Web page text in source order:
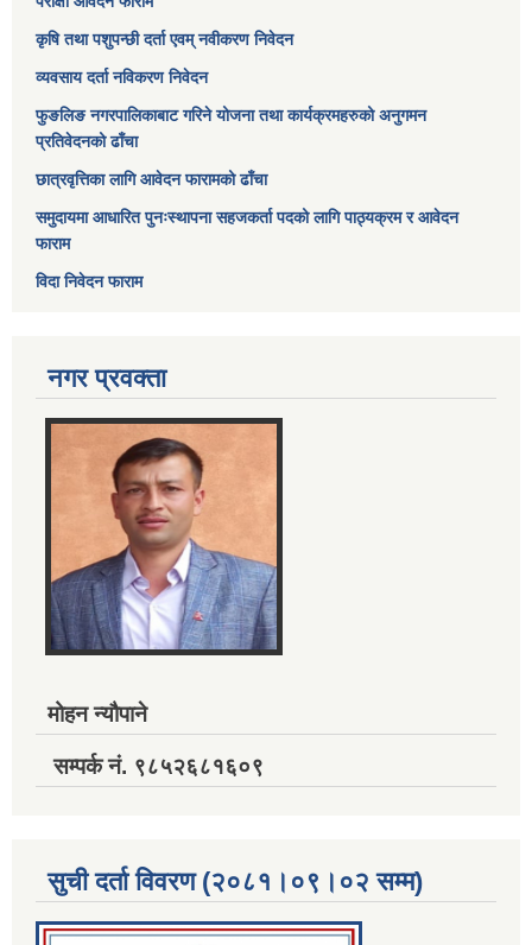
कृषि तथा पशुपन्छी दर्ता एवम् नवीकरण निवेदन
व्यवसाय दर्ता नविकरण निवेदन
फुङलिङ नगरपालिकाबाट गरिने योजना तथा कार्यक्रमहरुको अनुगमन
प्रतिवेदनको ढाँचा
छात्रवृत्तिका लागि आवेदन फारामको ढाँचा
समुदायमा आधारित पुनःस्थापना सहजकर्ता पदको लागि पाठ्यक्रम र आवेदन
फाराम
विदा निवेदन फाराम
नगर प्रवक्ता
मोहन न्यौपाने
सम्पर्क नं. ९८५२६८१६०९
सुची दर्ता विवरण (२०८१।०९।०२ सम्म)